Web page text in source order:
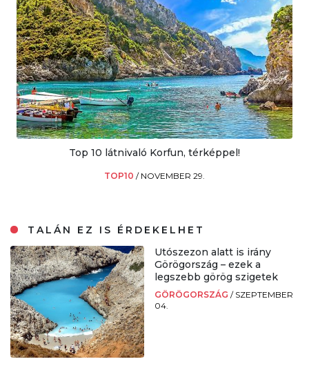
Top 10 látnivaló Korfun, térképpel!
TOP10 / NOVEMBER 29.
TALÁN EZ IS ÉRDEKELHET
Utószezon alatt is irány
Görögország – ezek a
legszebb görög szigetek
GÖRÖGORSZÁG / SZEPTEMBER
04.